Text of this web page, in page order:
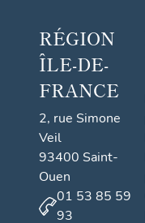
RÉGION
ÎLE-DE-
FRANCE
2, rue Simone
Veil
93400 Saint-
Ouen
01 53 85 59
93